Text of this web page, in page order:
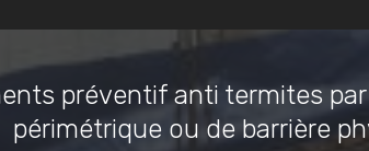
préventif anti termites
périmétrique ou de barrière